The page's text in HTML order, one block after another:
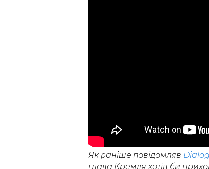
Як раніше повідомляв
глава Кремля хотів би